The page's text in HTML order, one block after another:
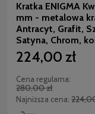
Kratka ENIGMA
mm - metalowa
Antracyt, Grafit,
Satyna, Chrom,
224,00 zł
Cena regularna:
280,00 zł
Najniższa cena: